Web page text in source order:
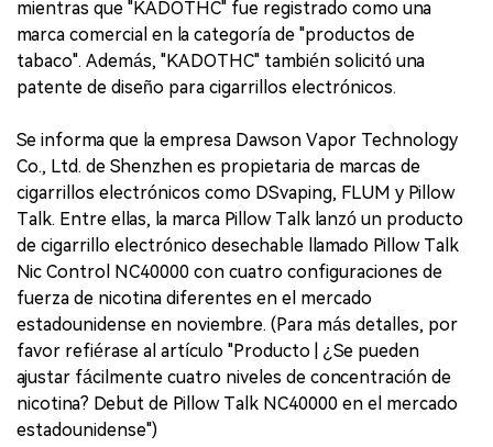
mientras que "KADOTHC" fue registrado como una
marca comercial en la categoría de "productos de
tabaco". Además, "KADOTHC" también solicitó una
patente de diseño para cigarrillos electrónicos.
Se informa que la empresa Dawson Vapor Technology
Co., Ltd. de Shenzhen es propietaria de marcas de
cigarrillos electrónicos como DSvaping, FLUM y Pillow
Talk. Entre ellas, la marca Pillow Talk lanzó un producto
de cigarrillo electrónico desechable llamado Pillow Talk
Nic Control NC40000 con cuatro configuraciones de
fuerza de nicotina diferentes en el mercado
estadounidense en noviembre. (Para más detalles, por
favor refiérase al artículo "Producto | ¿Se pueden
ajustar fácilmente cuatro niveles de concentración de
nicotina? Debut de Pillow Talk NC40000 en el mercado
estadounidense")